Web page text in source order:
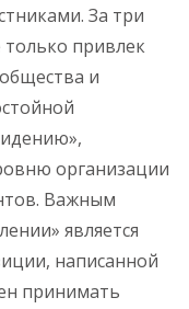
За три
только привлек
и
организации
Важным
является
написанной
принимать